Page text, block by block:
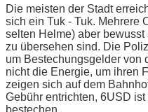
Die meisten der Stadt
sich ein Tuk - Tuk. Mehrere
selten Helme) aber
zu übersehen sind. Die
um Bestechungsgelder von
nicht die Energie, um ihren
zeigen sich auf dem
Gebühr entrichten, 6USD
bestechen.